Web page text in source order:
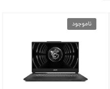
ناموجود